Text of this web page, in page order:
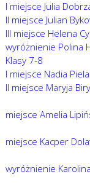
I miejsce Julia
II miejsce Julian
III miejsce Helena
wyróżnienie Polina
Klasy 7-8
I miejsce Nadia
II miejsce Maryja
miejsce Amelia
miejsce Kacper
wyróżnienie